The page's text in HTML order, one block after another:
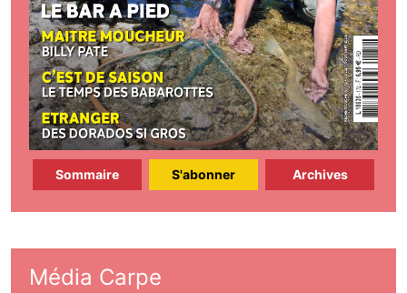
Sommaire S'abonner Archives
Média Carpe